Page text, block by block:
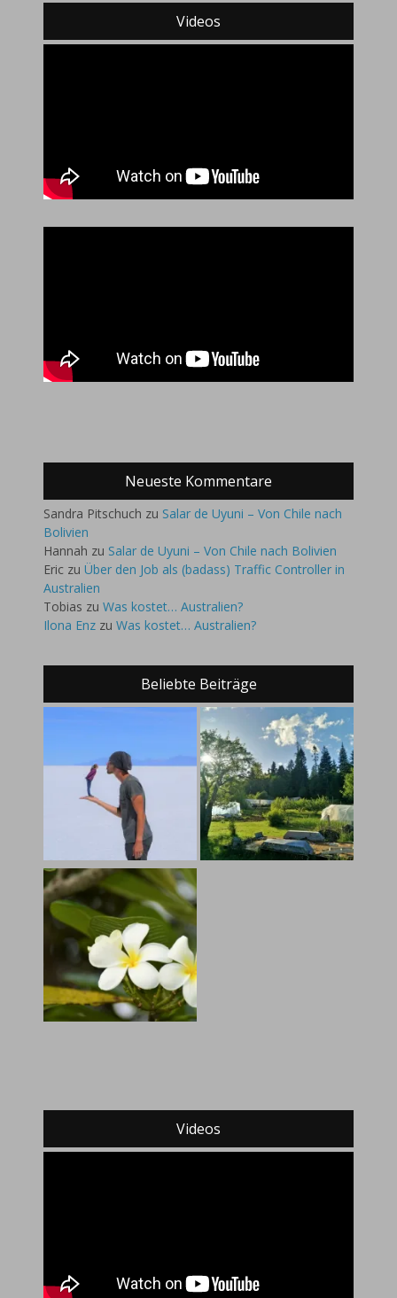
Videos
Neueste Kommentare
Sandra Pitschuch zu Salar de Uyuni – Von Chile nach
Bolivien
Hannah zu Salar de Uyuni – Von Chile nach Bolivien
Eric zu Über den Job als (badass) Traffic Controller in
Australien
Tobias zu Was kostet… Australien?
Ilona Enz zu Was kostet… Australien?
Beliebte Beiträge
Videos